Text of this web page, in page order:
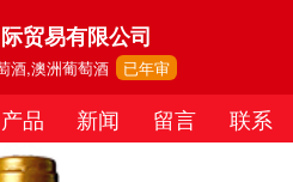
贸易有限公司
酒,澳洲葡萄酒 已年审
产品 新闻 留言 联系